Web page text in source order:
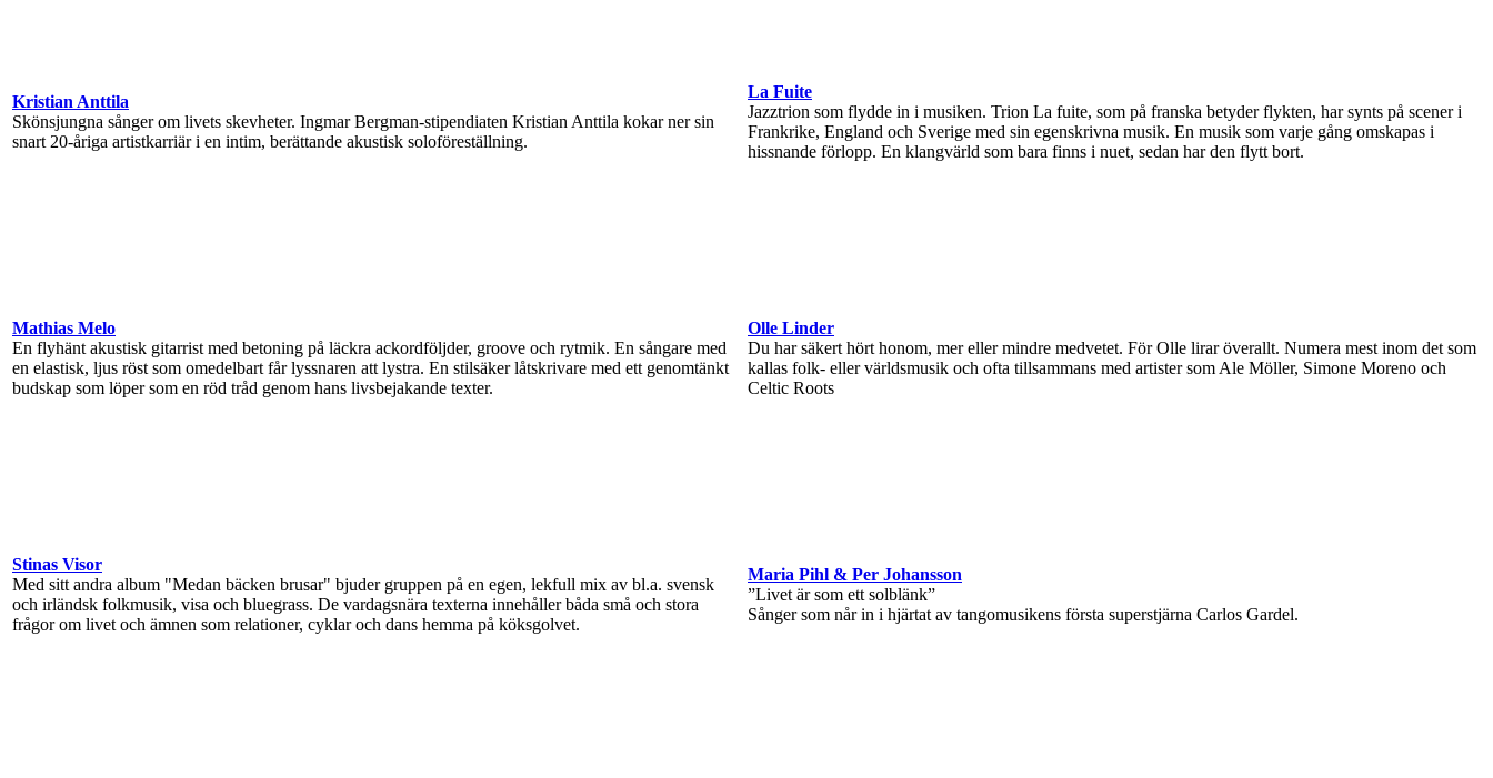
Kristian Anttila
Skönsjungna sånger om livets skevheter. Ingmar Bergman-stipendiaten Kristian Anttila kokar ner sin
snart 20-åriga artistkarriär i en intim, berättande akustisk soloföreställning.
La Fuite
Jazztrion som flydde in i musiken. Trion La fuite, som på franska betyder flykten, har synts på scener i
Frankrike, England och Sverige med sin egenskrivna musik. En musik som varje gång omskapas i
hissnande förlopp. En klangvärld som bara finns i nuet, sedan har den flytt bort.
Mathias Melo
En flyhänt akustisk gitarrist med betoning på läckra ackordföljder, groove och rytmik. En sångare med
en elastisk, ljus röst som omedelbart får lyssnaren att lystra. En stilsäker låtskrivare med ett genomtänkt
budskap som löper som en röd tråd genom hans livsbejakande texter.
Olle Linder
Du har säkert hört honom, mer eller mindre medvetet. För Olle lirar överallt. Numera mest inom det som
kallas folk- eller världsmusik och ofta tillsammans med artister som Ale Möller, Simone Moreno och
Celtic Roots
Stinas Visor
Med sitt andra album "Medan bäcken brusar" bjuder gruppen på en egen, lekfull mix av bl.a. svensk
och irländsk folkmusik, visa och bluegrass. De vardagsnära texterna innehåller båda små och stora
frågor om livet och ämnen som relationer, cyklar och dans hemma på köksgolvet.
Maria Pihl & Per Johansson
”Livet är som ett solblänk”
Sånger som når in i hjärtat av tangomusikens första superstjärna Carlos Gardel.